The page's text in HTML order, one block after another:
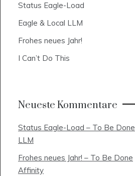
Status Eagle-Load
Eagle & Local LLM
Frohes neues Jahr!
I Can’t Do This
Neueste Kommentare
Status Eagle-Load – To Be Done
LLM
Frohes neues Jahr! – To Be Done
Affinity